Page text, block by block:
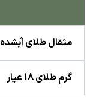
مثقال طلای آبشده
گرم طلای 18 عیار